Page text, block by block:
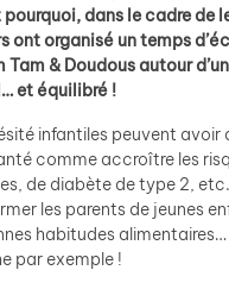
pourquoi, dans le cadre de
ont organisé un temps
Tam & Doudous autour
et équilibré !
infantiles peuvent avoir
comme accroître les
de diabète de type 2, etc.
les parents de jeunes
habitudes
par exemple !